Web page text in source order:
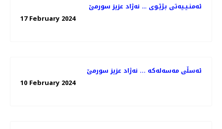
ئه‌منـیـیه‌تی بـژێـوی … نه‌ژاد عزیز سورمێ
17 February 2024
ئه‌سڵی مه‌سه‌له‌كه‌ ... نه‌ژاد عزیز سورمێ
10 February 2024